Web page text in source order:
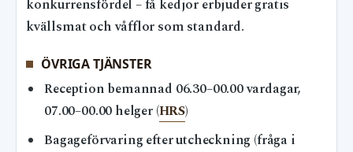
konkurrensfördel – få kedjor erbjuder gratis
kvällsmat och våfflor som standard.
ÖVRIGA TJÄNSTER
Reception bemannad 06.30–00.00 vardagar,
07.00–00.00 helger (HRS)
Bagageförvaring efter utcheckning (fråga i